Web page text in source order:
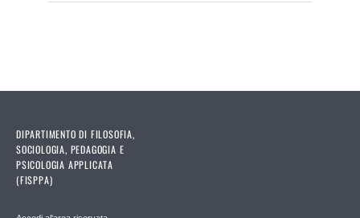
DIPARTIMENTO DI FILOSOFIA,
SOCIOLOGIA, PEDAGOGIA E
PSICOLOGIA APPLICATA
(FISPPA)